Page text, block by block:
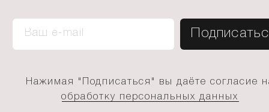
Нажимая "Подписаться" вы даёте согласие
обработку персональных данных